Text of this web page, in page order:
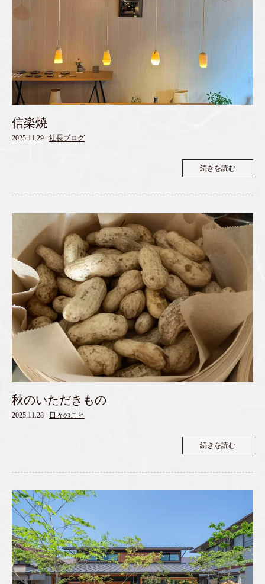
信楽焼
2025.11.29 -社長ブログ
続きを読む
秋のいただきもの
2025.11.28 -日々のこと
続きを読む